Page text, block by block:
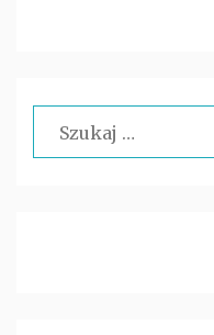
Szukaj: